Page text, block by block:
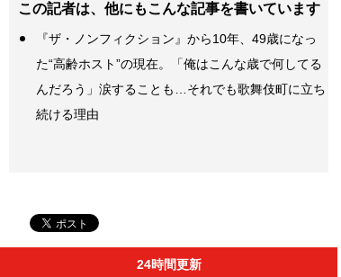
この記者は、他にもこんな記事を書いています
『ザ・ノンフィクション』から10年、49歳になっ
た“高齢ホスト”の現在。「俺はこんな歳で何してる
んだろう」涙することも…それでも歌舞伎町に立ち
続ける理由
24時間更新